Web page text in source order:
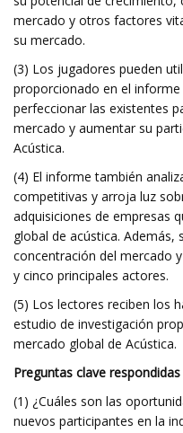
mercado y otros factores
su mercado.
(3) Los jugadores pueden
proporcionado en el
perfeccionar las existentes
mercado y aumentar su
Acústica.
(4) El informe también
competitivas y arroja luz
adquisiciones de empresas
global de acústica. Además,
concentración del mercado
y cinco principales actores.
(5) Los lectores reciben los
estudio de investigación
mercado global de Acústica.
Preguntas clave
(1) ¿Cuáles son las
nuevos participantes en la